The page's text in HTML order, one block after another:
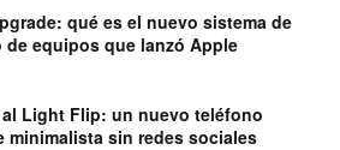
qué es el nuevo sistema de
de equipos que lanzó Apple
Light Flip: un nuevo teléfono
minimalista sin redes sociales